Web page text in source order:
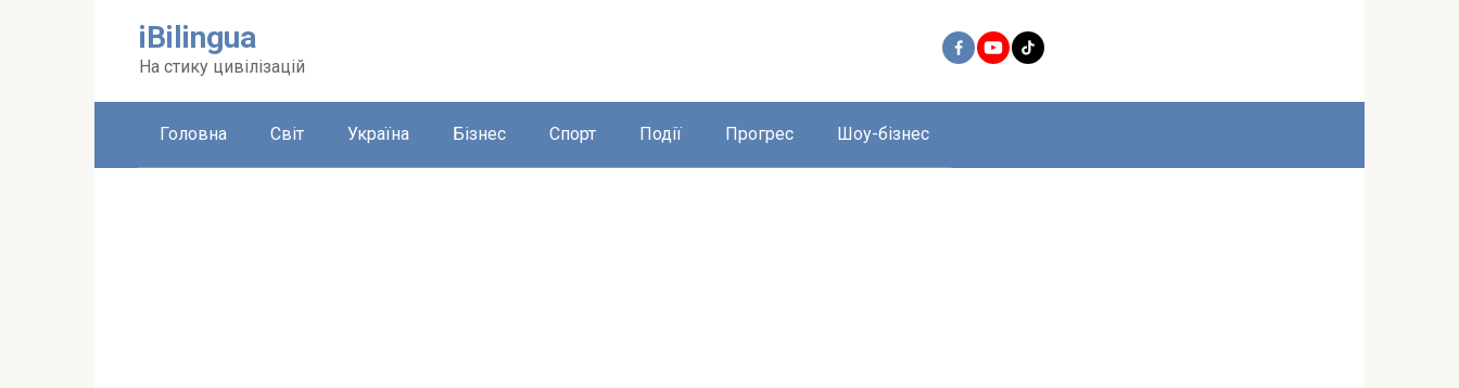
iBilingua
На стику цивілізацій
Головна Світ Україна Бізнес Спорт Події Прогрес Шоу-бізнес